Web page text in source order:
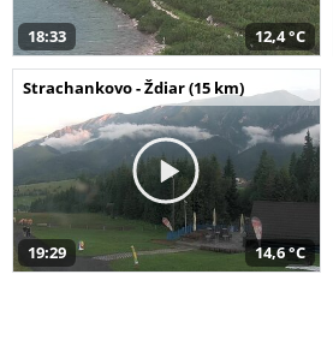
18:33 12,4 °C
Strachankovo - Ždiar (15 km)
19:29 14,6 °C